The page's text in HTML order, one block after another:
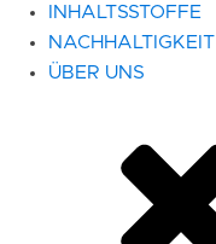
INHALTSSTOFFE
NACHHALTIGKEIT
ÜBER UNS